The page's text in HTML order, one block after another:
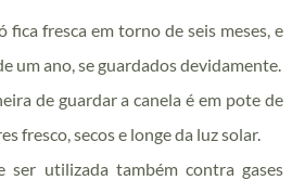
fica fresca em torno de seis meses, e
um ano, se guardados devidamente.
de guardar a canela é em pote de
fresco, secos e longe da luz solar.
ser utilizada também contra gases